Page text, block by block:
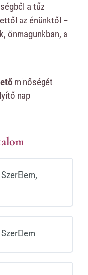
a tűz
az énünktől –
önmagunkban, a
minőségét
nap